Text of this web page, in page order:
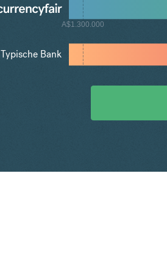
A$1.300.000
Typische Bank